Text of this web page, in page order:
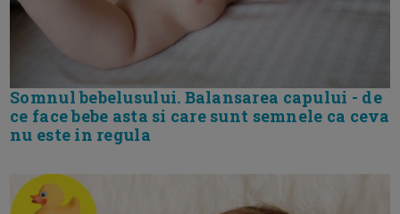
Somnul bebelusului. Balansarea capului - de
ce face bebe asta si care sunt semnele ca ceva
nu este in regula